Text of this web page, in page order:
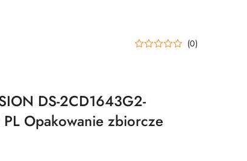
(0)
DS-2CD1643G2-
Opakowanie zbiorcze